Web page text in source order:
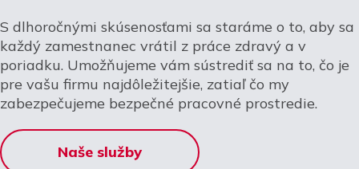
S dlhoročnými skúsenosťami sa staráme o to, aby sa
každý zamestnanec vrátil z práce zdravý a v
poriadku. Umožňujeme vám sústrediť sa na to, čo je
pre vašu firmu najdôležitejšie, zatiaľ čo my
zabezpečujeme bezpečné pracovné prostredie.
Naše služby